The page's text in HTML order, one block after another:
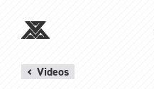
Videos